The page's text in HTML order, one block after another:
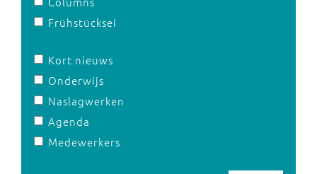
Frühstücksei
Kort nieuws
Onderwijs
Naslagwerken
Agenda
Medewerkers